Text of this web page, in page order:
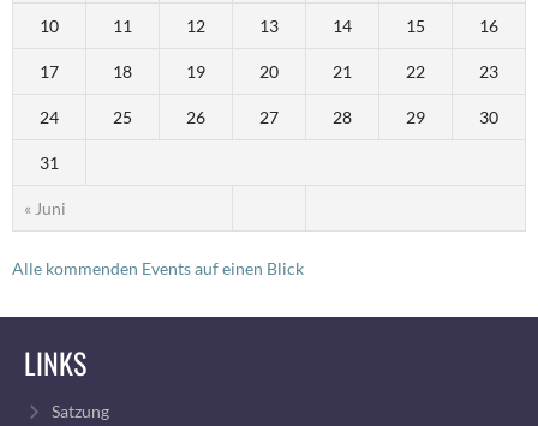
« Juni
10 11 12 13 14 15 16
17 18 19 20 21 22 23
24 25 26 27 28 29 30
31
Alle kommenden Events auf einen Blick
LINKS
Satzung